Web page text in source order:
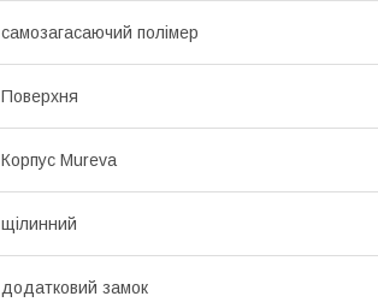
самозагасаючий полімер
Поверхня
Корпус Mureva
щілинний
додатковий замок